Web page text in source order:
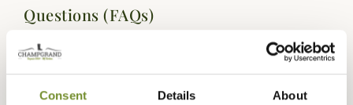
Consent Details About
Questions (FAQs)
Questions (FAQs)
Poser une question